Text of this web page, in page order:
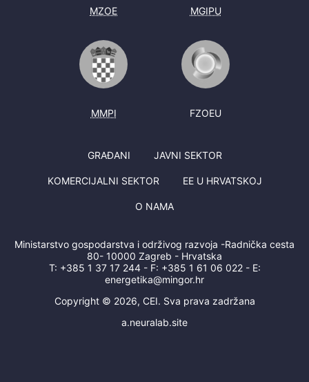
MZOE MGIPU
MMPI FZOEU
GRAĐANI JAVNI SEKTOR
KOMERCIJALNI SEKTOR EE U HRVATSKOJ
O NAMA
Ministarstvo gospodarstva i održivog razvoja -Radnička cesta
80- 10000 Zagreb - Hrvatska
T: +385 1 37 17 244- F: +385 1 61 06 022- E:
energetika@mingor.hr
Copyright © 2026, CEI. Sva prava zadržana
a.neuralab.site